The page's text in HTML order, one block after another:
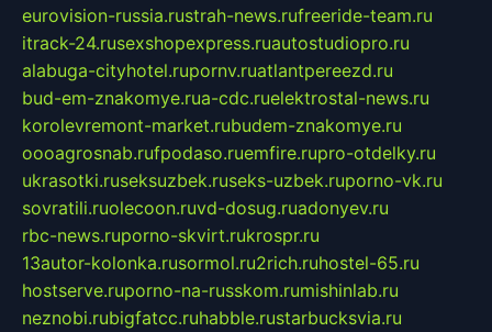
eurovision-russia.rustrah-news.rufreeride-team.ru
itrack-24.rusexshopexpress.ruautostudiopro.ru
alabuga-cityhotel.rupornv.ruatlantpereezd.ru
bud-em-znakomye.rua-cdc.ruelektrostal-news.ru
korolevremont-market.rubudem-znakomye.ru
oooagrosnab.rufpodaso.ruemfire.rupro-otdelky.ru
ukrasotki.ruseksuzbek.ruseks-uzbek.ruporno-vk.ru
sovratili.ruolecoon.ruvd-dosug.ruadonyev.ru
rbc-news.ruporno-skvirt.rukrospr.ru
13autor-kolonka.rusormol.ru2rich.ruhostel-65.ru
hostserve.ruporno-na-russkom.rumishinlab.ru
neznobi.rubigfatcc.ruhabble.rustarbucksvia.ru